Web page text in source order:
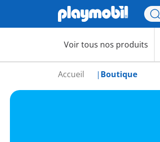
Voir tous nos produits
Accueil Boutique